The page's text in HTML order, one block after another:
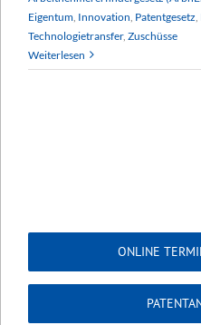
Eigentum Innovation Patentgesetz
Technologietransfer, Zuschüsse
Weiterlesen
ONLINE